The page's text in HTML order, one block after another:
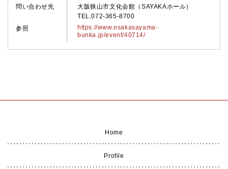
問い合わせ先
大阪狭山市文化会館（SAYAKAホール）
TEL.072-365-8700
参照
https://www.osakasayama-
bunka.jp/event/40714/
Home
Profile